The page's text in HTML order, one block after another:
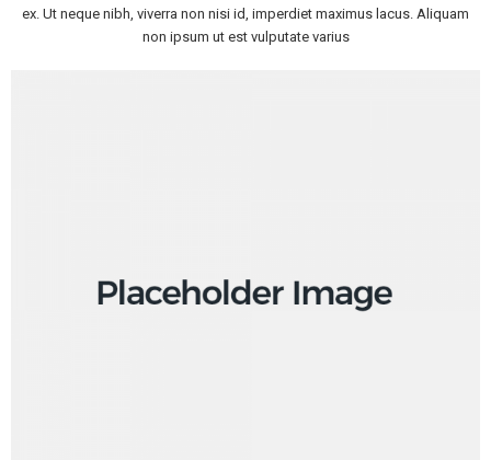
ex. Ut neque nibh, viverra non nisi id, imperdiet maximus lacus. Aliquam
non ipsum ut est vulputate varius